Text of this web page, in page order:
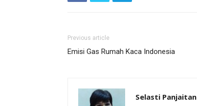
Previous article
Emisi Gas Rumah Kaca Indonesia
Selasti Panjaitan